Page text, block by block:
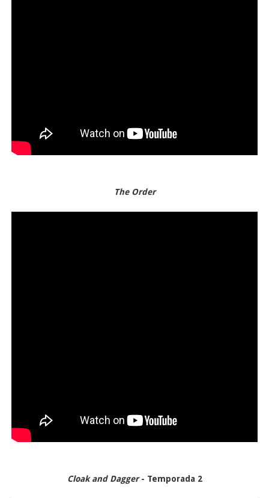
The Order
Cloak and Dagger- Temporada 2